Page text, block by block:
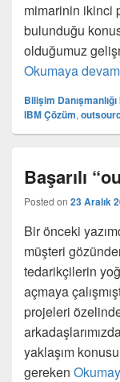
mimarinin ikinci
bulunduğu
olduğumuz
Okumaya
Bilişim Danışmanlığı
IBM Çözüm,
Başarılı
Posted on 23 Aralık
Bir önceki
müşteri
tedarikçilerin
açmaya
projeleri
yaklaşım
gereken